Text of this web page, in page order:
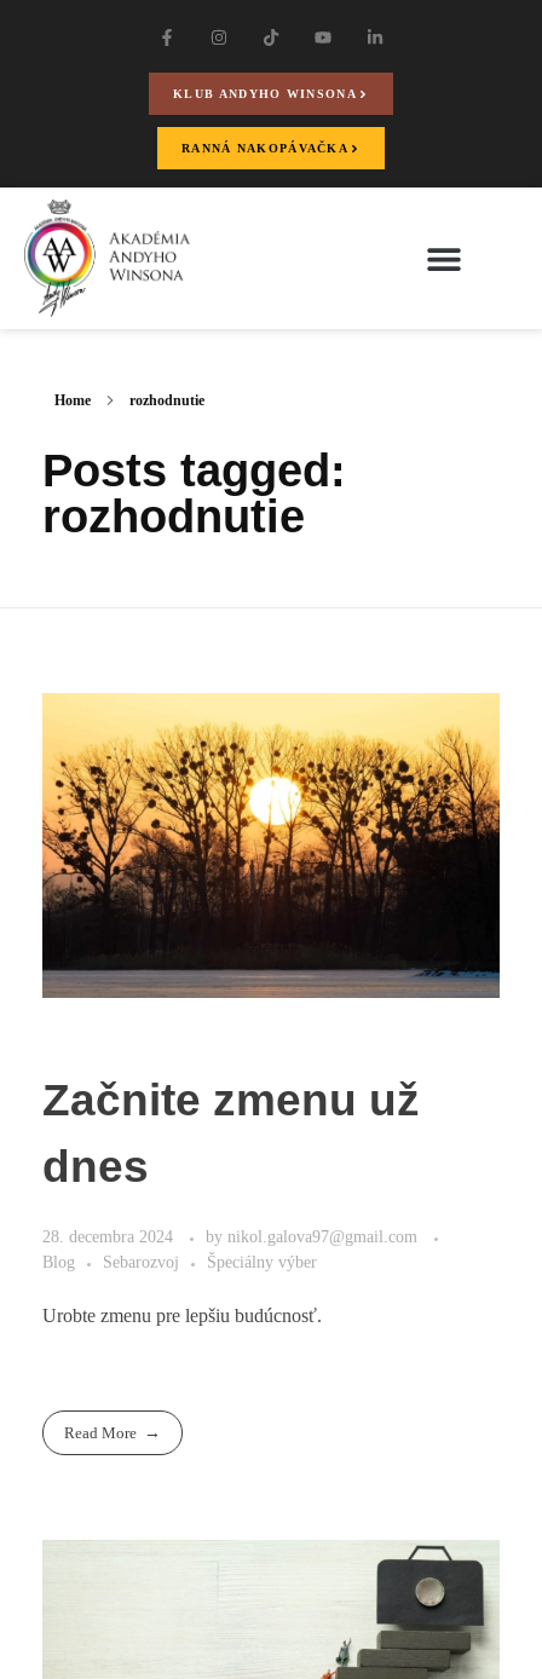
KLUB ANDYHO WINSONA
RANNÁ NAKOPÁVAČKA
Home rozhodnutie
Posts tagged:
rozhodnutie
Začnite zmenu už
dnes
28. decembra 2024 by nikol.galova97@gmail.com
Blog
Sebarozvoj Špeciálny výber
Urobte zmenu pre lepšiu budúcnosť.
Read More